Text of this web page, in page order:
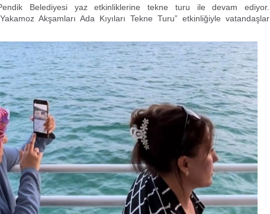
Belediyesi yaz etkinliklerine tekne turu ile devam ediyor.
Akşamları Ada Kıyıları Tekne Turu” etkinliğiyle vatandaşlar